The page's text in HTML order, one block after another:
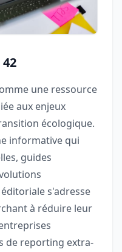
une ressource
aux enjeux
écologique.
informative qui
guides
s'adresse
à réduire leur
de reporting extra-